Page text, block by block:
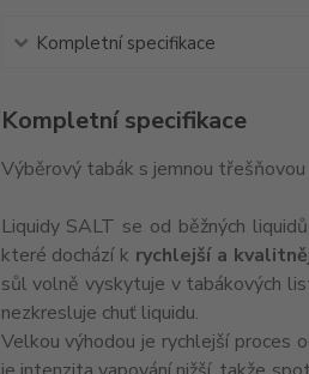
Kompletní specifikace
Kompletní specifikace
Výběrový tabák s jemnou
Liquidy SALT se od běžných
které dochází k rychlejší a
sůl volně vyskytuje v tabákových
nezkresluje chuť liquidu.
Velkou výhodou je rychlejší proces